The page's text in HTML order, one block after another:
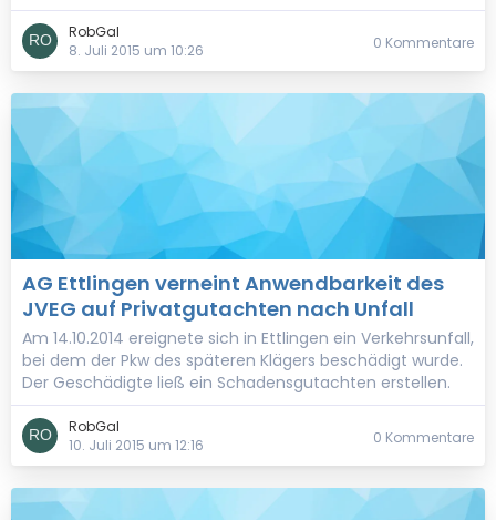
RobGal
8. Juli 2015 um 10:26
0 Kommentare
AG Ettlingen verneint Anwendbarkeit des
JVEG auf Privatgutachten nach Unfall
Am 14.10.2014 ereignete sich in Ettlingen ein Verkehrsunfall,
bei dem der Pkw des späteren Klägers beschädigt wurde.
Der Geschädigte ließ ein Schadensgutachten erstellen.
RobGal
10. Juli 2015 um 12:16
0 Kommentare